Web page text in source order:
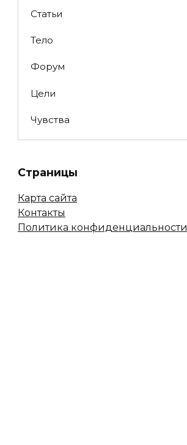
Статьи
Тело
Форум
Цели
Чувства
Страницы
Карта сайта
Контакты
Политика конфиденциальности